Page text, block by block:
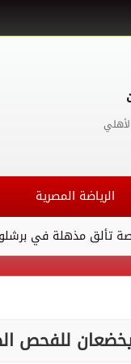
الرياضة المصرية
مذهلة في برشلونة
للفحص